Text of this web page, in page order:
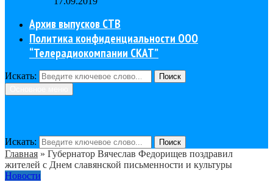
Архив выпусков СТВ
Политика конфиденциальности ООО
“Телерадиокомпании СКАТ”
Искать:
Поиск
Искать: Поиск
Главная » Губернатор Вячеслав Федорищев поздравил
жителей с Днем славянской письменности и культуры
Новости